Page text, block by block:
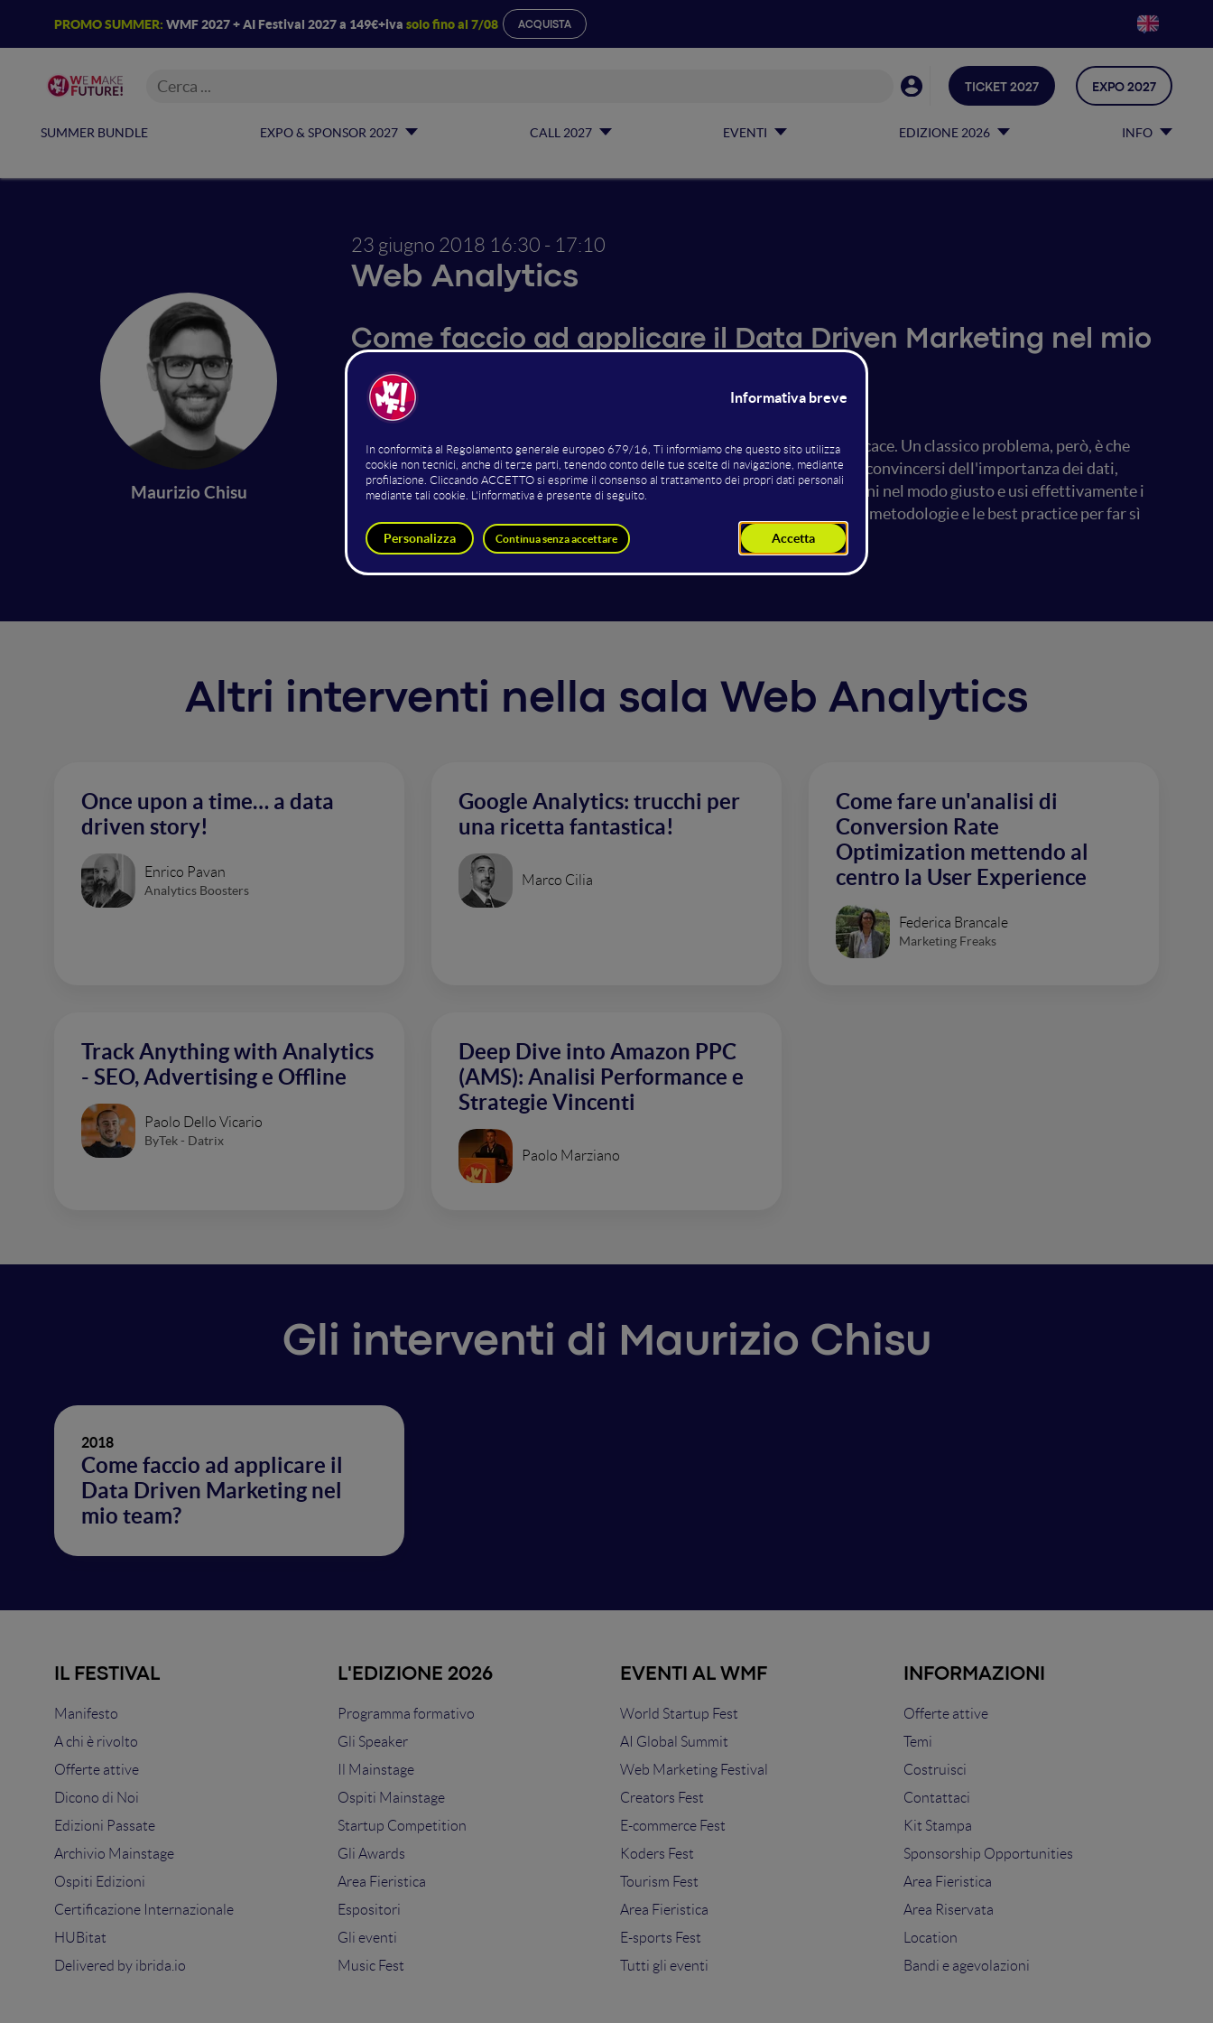
PROMO SUMMER: WMF 2027 + AI Festival 2027 a 149€+iva solo fino al 7/08 ACQUISTA
SUMMER BUNDLE EXPO & SPONSOR 2027 CALL 2027 EVENTI EDIZIONE 2026 INFO
TICKET 2027 EXPO 2027
Maurizio Chisu
23 giugno 2018 16:30 - 17:10
Web Analytics
Come faccio ad applicare il Data Driven Marketing nel mio
team?
Sentiamo parlare di continuo di Marketing Data Driven e di quanto sia efficace. Un classico problema, però, è che
mentre da un lato sembra facile spingere le innovazioni dall'alto in basso e convincersi dell'importanza dei dati,
dall'altro lato non è altrettanto semplice assicurarsi che tutto il team ragioni nel modo giusto e usi effettivamente i
dati per prendere le decisioni. Vediamo insieme quali sono gli strumenti, le metodologie e le best practice per far sì
che ciò avvenga.
Altri interventi nella sala Web Analytics
Once upon a time… a data
driven story!
Enrico Pavan
Analytics Boosters
Google Analytics: trucchi per
una ricetta fantastica!
Marco Cilia
Come fare un'analisi di
Conversion Rate
Optimization mettendo al
centro la User Experience
Federica Brancale
Marketing Freaks
Track Anything with Analytics
- SEO, Advertising e Offline
Paolo Dello Vicario
ByTek - Datrix
Deep Dive into Amazon PPC
(AMS): Analisi Performance e
Strategie Vincenti
Paolo Marziano
Gli interventi di Maurizio Chisu
2018
Come faccio ad applicare il
Data Driven Marketing nel
mio team?
IL FESTIVAL
Manifesto
A chi è rivolto
Offerte attive
Dicono di Noi
Edizioni Passate
Archivio Mainstage
Ospiti Edizioni
Certificazione Internazionale
HUBitat
Delivered by ibrida.io
L'EDIZIONE 2026
Programma formativo
Gli Speaker
Il Mainstage
Ospiti Mainstage
Startup Competition
Gli Awards
Area Fieristica
Espositori
Gli eventi
Music Fest
EVENTI AL WMF
World Startup Fest
AI Global Summit
Web Marketing Festival
Creators Fest
E-commerce Fest
Koders Fest
Tourism Fest
Area Fieristica
E-sports Fest
Tutti gli eventi
INFORMAZIONI
Offerte attive
Temi
Costruisci
Contattaci
Kit Stampa
Sponsorship Opportunities
Area Fieristica
Area Riservata
Location
Bandi e agevolazioni